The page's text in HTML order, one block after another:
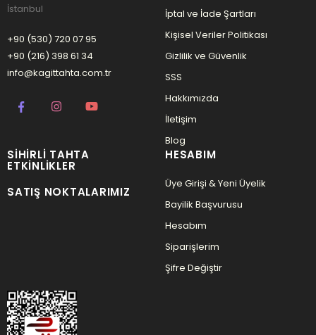
İstanbul
+90 (530) 720 07 95
+90 (216) 398 61 34
info@kagittahta.com.tr
İptal ve İade Şartları
Kişisel Veriler Politikası
Gizlilik ve Güvenlik
SSS
Hakkımızda
İletişim
Blog
SIHIRLI TAHTA
ETKINLIKLER
SATIŞ NOKTALARIMIZ
HESABIM
Üye Girişi & Yeni Üyelik
Bayilik Başvurusu
Hesabım
Siparişlerim
Şifre Değiştir